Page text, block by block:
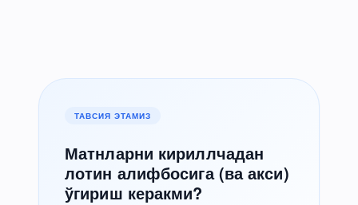
ТАВСИЯ ЭТАМИЗ
Матнларни кириллчадан
лотин алифбосига (ва акси)
ўгириш керакми?